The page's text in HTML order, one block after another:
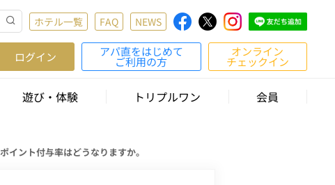
ホテル一覧 FAQ NEWS
ログイン アパ直をはじめて
ご利用の方
オンライン
チェックイン
遊び・体験 トリプルワン 会員
ント付与率はどうなりますか。